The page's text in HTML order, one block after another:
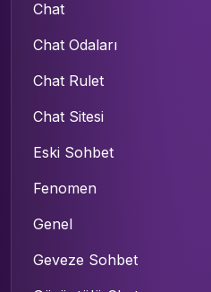
Chat
Chat Odaları
Chat Rulet
Chat Sitesi
Eski Sohbet
Fenomen
Genel
Geveze Sohbet